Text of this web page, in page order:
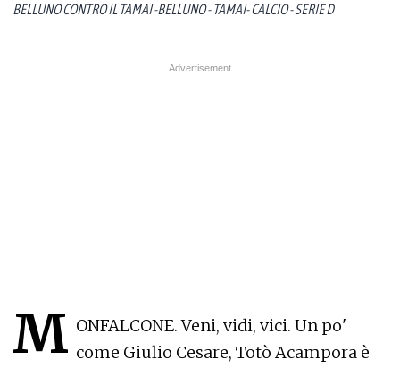
BELLUNO CONTRO IL TAMAI -BELLUNO - TAMAI- CALCIO - SERIE D
M ONFALCONE. Veni, vidi, vici. Un po'
come Giulio Cesare, Totò Acampora è